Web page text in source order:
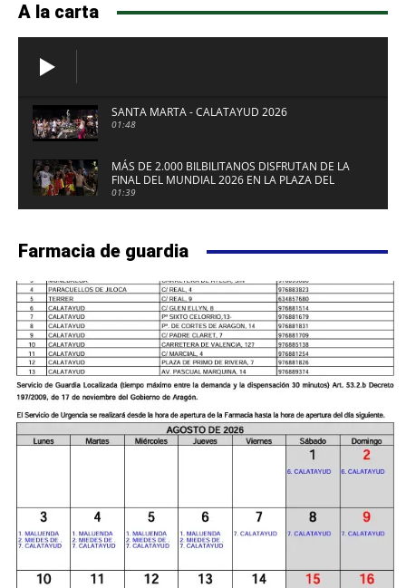
A la carta
SANTA MARTA - CALATAYUD 2026
01:48
MÁS DE 2.000 BILBILITANOS DISFRUTAN DE LA
FINAL DEL MUNDIAL 2026 EN LA PLAZA DEL
FUERTE DE CALATAYUD
01:39
Farmacia de guardia